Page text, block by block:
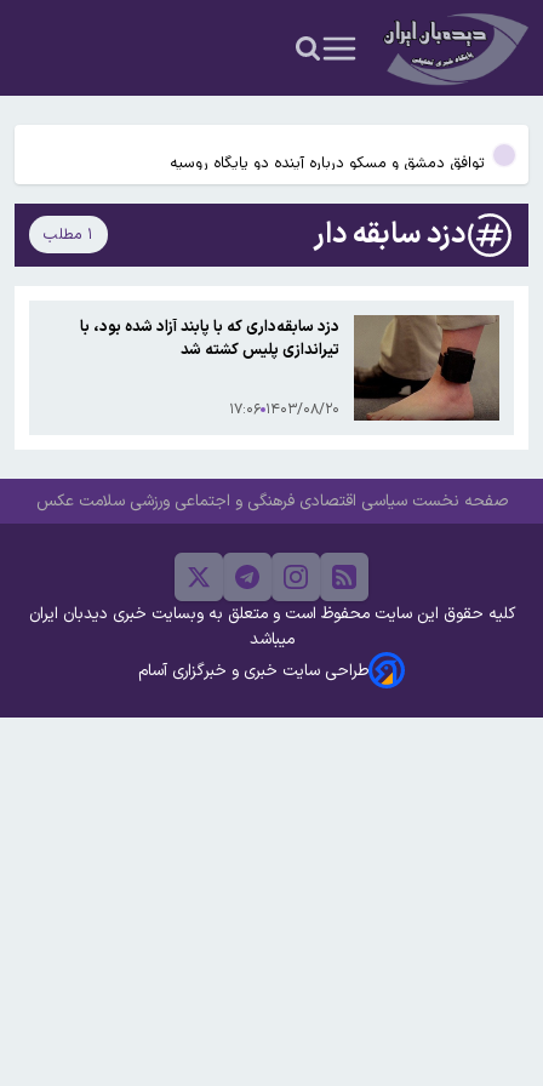
اسد» در جشن تولد موسکو؛ ویدیوی نماینده پیشین سوریه در سازمان
ملل سوری‌ها را خشمگین کرد
۵۶ سال قبل در چنین روزی؛ کفش ملی ایران به شوروی صادر شد
سومین لیگ برتر بدون سرمربی خارجی
توافق دمشق و مسکو درباره آینده دو پایگاه روسیه
اعترافات دختر بلاگری که حمیدرضا رجب‌زاده را به قتل رسانده/ او مرتب به
من تذکر حجاب می‌داد/دوست پسرم گفت بابت قتل بسیجی‌ها پول
می‌دهند
ظهور مجدد بشار الجعفری + عکس / حضور جنجالی «دیپلمات سابق
ملل سوری‌ها را خشمگین کرد
۵۶ سال قبل در چنین روزی؛ کفش ملی ایران به شوروی صادر شد
سومین لیگ برتر بدون سرمربی خارجی
دزد سابقه دار ۱ مطلب
دزد سابقه‌داری که با پابند آزاد شده بود، با
تیراندازی پلیس کشته شد
۱۴۰۳/۰۸/۲۰ ۱۷:۰۶
صفحه نخست سیاسی اقتصادی فرهنگی و اجتماعی ورزشی سلامت عکس
کلیه حقوق این سایت محفوظ است و متعلق به وبسایت خبری دیدبان ایران
میباشد
طراحی سایت خبری و خبرگزاری آسام